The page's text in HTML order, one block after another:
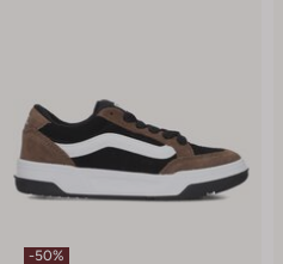
-50%